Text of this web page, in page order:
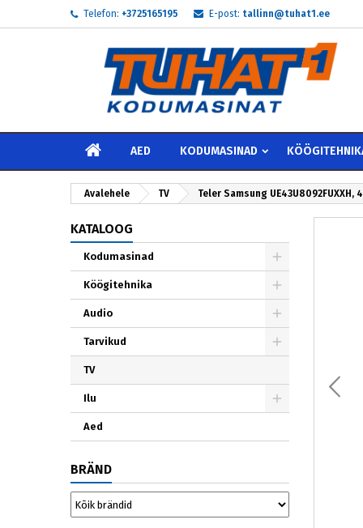
Telefon: +3725165195 E-post: tallinn@tuhat1.ee
AVALEHELE
AED KODUMASINAD
Avalehele TV Teler Samsung UE43U8092FUXXH,
KATALOOG
Kodumasinad
Köögitehnika
Audio
Tarvikud
TV
Ilu
Aed
BRÄND